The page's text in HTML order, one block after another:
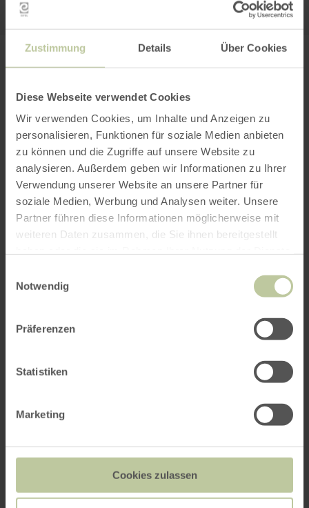
Zustimmung Details Über Cookies
Diese Webseite verwendet Cookies
Wir verwenden Cookies, um Inhalte und Anzeigen zu
personalisieren, Funktionen für soziale Medien anbieten
zu können und die Zugriffe auf unsere Website zu
analysieren. Außerdem geben wir Informationen zu Ihrer
Verwendung unserer Website an unsere Partner für
soziale Medien, Werbung und Analysen weiter. Unsere
Partner führen diese Informationen möglicherweise mit
weiteren Daten zusammen, die Sie ihnen bereitgestellt
Notwendig
Präferenzen
Statistiken
Marketing
Cookies zulassen
PLAN YOUR JOURNEY
per Google Maps
Get directions from:
You might also be interested
in